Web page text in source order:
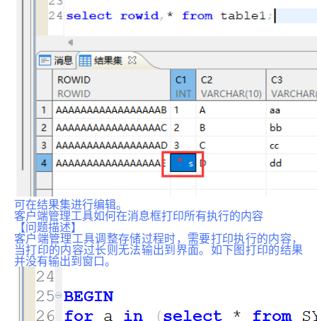
可在结果集进行编辑。
客户端管理工具如何在消息框打印所有执行的内容
【问题描述】
客户端管理工具调整存储过程时，需要打印执行的内容，
当打印的内容过长则无法输出到界面。如下图打印的结果
并没有输出到窗口。